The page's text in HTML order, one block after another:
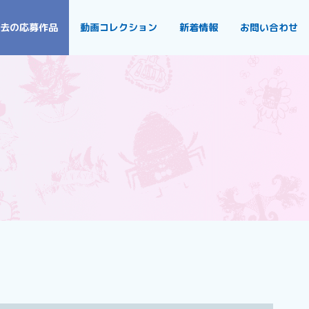
の応募作品 動画コレクション 新着情報 お問い合わせ